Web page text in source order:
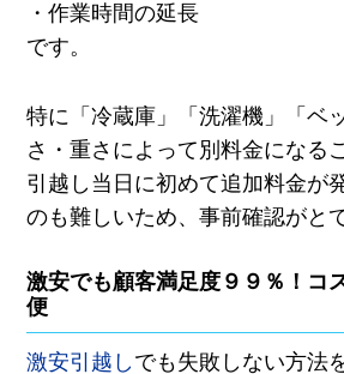
・作業時間の延長
です。
特に「冷蔵庫」「洗濯機」「ベ
さ・重さによって別料金になる
引越し当日に初めて追加料金が
のも難しいため、事前確認がと
激安でも顧客満足度９９％！コ
便
激安引越し でも失敗しない方法